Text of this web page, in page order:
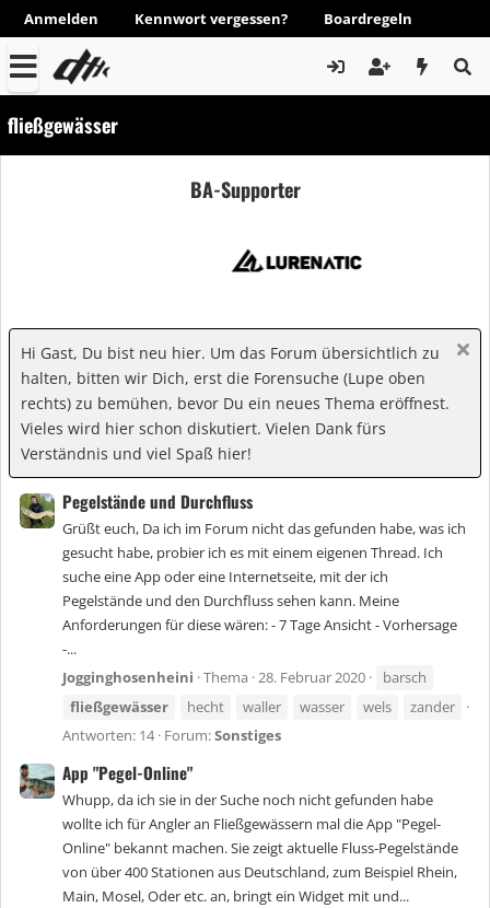
Anmelden Kennwort vergessen? Boardregeln
fließgewässer
BA-Supporter
Hi Gast, Du bist neu hier. Um das Forum übersichtlich zu
halten, bitten wir Dich, erst die Forensuche (Lupe oben
rechts) zu bemühen, bevor Du ein neues Thema eröffnest.
Vieles wird hier schon diskutiert. Vielen Dank fürs
Verständnis und viel Spaß hier!
Pegelstände und Durchfluss
Grüßt euch, Da ich im Forum nicht das gefunden habe, was ich
gesucht habe, probier ich es mit einem eigenen Thread. Ich
suche eine App oder eine Internetseite, mit der ich
Pegelstände und den Durchfluss sehen kann. Meine
Anforderungen für diese wären: - 7 Tage Ansicht - Vorhersage
-...
Jogginghosenheini Thema 28. Februar 2020
barsch
fließgewässer
hecht waller wasser wels
zander
Antworten: 14 Forum:Sonstiges
App "Pegel-Online"
Whupp, da ich sie in der Suche noch nicht gefunden habe
wollte ich für Angler an Fließgewässern mal die App "Pegel-
Online" bekannt machen. Sie zeigt aktuelle Fluss-Pegelstände
von über 400 Stationen aus Deutschland, zum Beispiel Rhein,
Main, Mosel, Oder etc. an, bringt ein Widget mit und...